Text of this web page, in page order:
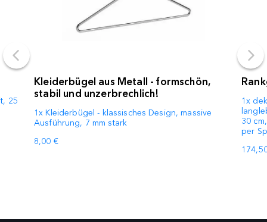
25
Kleiderbügel aus Metall - formschön,
stabil und unzerbrechlich!
1x Kleiderbügel - klassisches Design, massive
Ausführung, 7 mm stark
8,00 €
1x
30
per